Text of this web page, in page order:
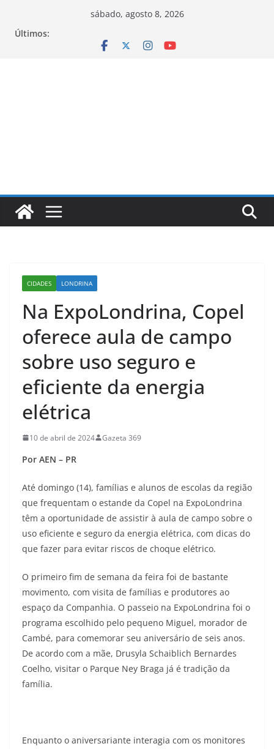
sábado, agosto 8, 2026
Últimos:
CIDADES LONDRINA
Na ExpoLondrina, Copel
oferece aula de campo
sobre uso seguro e
eficiente da energia
elétrica
10 de abril de 2024 Gazeta 369
Por AEN – PR
Até domingo (14), famílias e alunos de escolas da região
que frequentam o estande da Copel na ExpoLondrina
têm a oportunidade de assistir à aula de campo sobre o
uso eficiente e seguro da energia elétrica, com dicas do
que fazer para evitar riscos de choque elétrico.
O primeiro fim de semana da feira foi de bastante
movimento, com visita de famílias e produtores ao
espaço da Companhia. O passeio na ExpoLondrina foi o
programa escolhido pelo pequeno Miguel, morador de
Cambé, para comemorar seu aniversário de seis anos.
De acordo com a mãe, Drusyla Schaiblich Bernardes
Coelho, visitar o Parque Ney Braga já é tradição da
família.
Enquanto o aniversariante interagia com os monitores